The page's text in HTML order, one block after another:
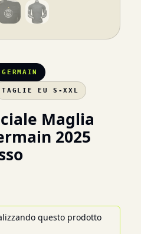
TAGLIE EU S-XXL
Maglia
2025
questo prodotto